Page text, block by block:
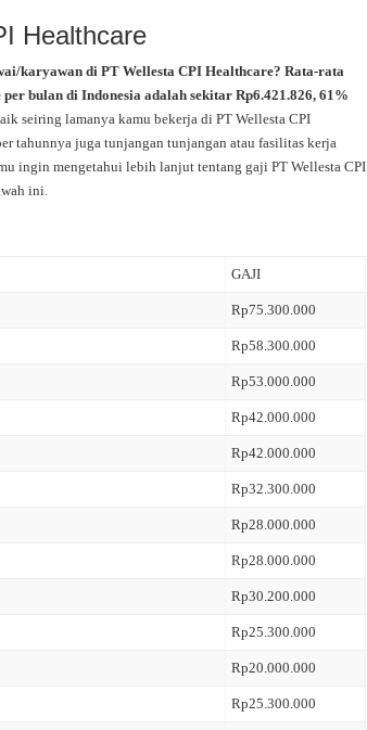
Healthcare
karyawan di PT Wellesta CPI Healthcare? Rata-rata
bulan di Indonesia adalah sekitar Rp6.421.826, 61%
seiring lamanya kamu bekerja di PT Wellesta CPI
tahunnya juga tunjangan tunjangan atau fasilitas kerja
ingin mengetahui lebih lanjut tentang gaji PT Wellesta CPI
ini.
GAJI
Rp75.300.000
Rp58.300.000
Rp53.000.000
Rp42.000.000
Rp42.000.000
Rp32.300.000
Rp28.000.000
Rp28.000.000
Rp30.200.000
Rp25.300.000
Rp20.000.000
Rp25.300.000